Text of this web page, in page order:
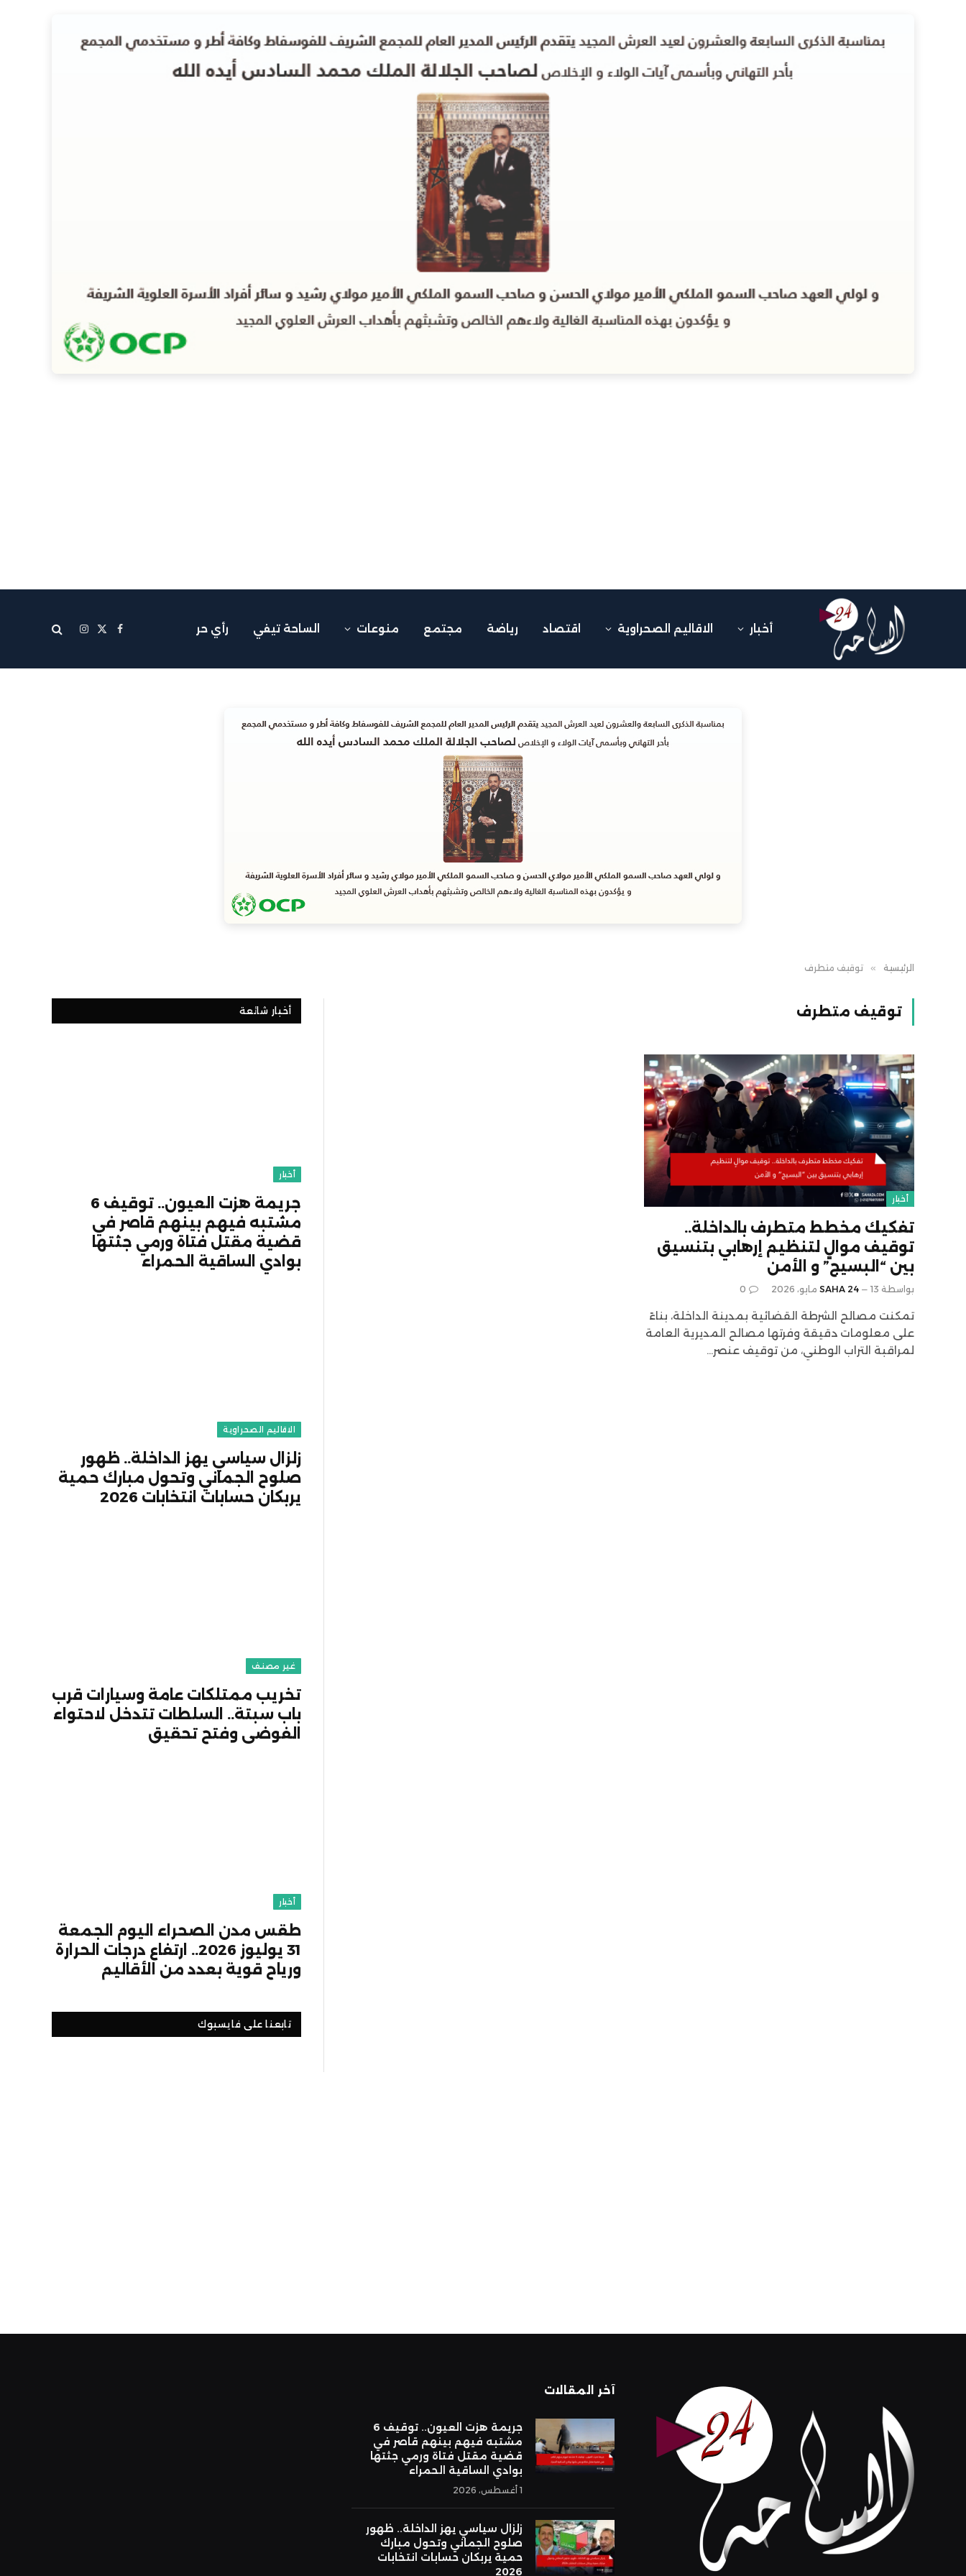
أخبار الاقاليم الصحراوية اقتصاد رياضة مجتمع منوعات الساحة تيفي رأي حر فيسبوك
X
الانستغرام
الرئيسية » توقيف متطرف
توقيف متطرف
أخبار
تفكيك مخطط متطرف بالداخلة..
توقيف موالٍ لتنظيم إرهابي بتنسيق
بين “البسيج” و الأمن
بواسطة SAHA 24 13 مايو، 2026 0
تمكنت مصالح الشرطة القضائية بمدينة الداخلة، بناءً
على معلومات دقيقة وفرتها مصالح المديرية العامة
لمراقبة التراب الوطني، من توقيف عنصر…
أخبار شائعة
أخبار
جريمة هزت العيون.. توقيف 6
مشتبه فيهم بينهم قاصر في
قضية مقتل فتاة ورمي جثتها
بوادي الساقية الحمراء
الاقاليم الصحراوية
زلزال سياسي يهز الداخلة.. ظهور
صلوح الجماني وتحول مبارك حمية
يربكان حسابات انتخابات 2026
غير مصنف
تخريب ممتلكات عامة وسيارات قرب
باب سبتة.. السلطات تتدخل لاحتواء
الفوضى وفتح تحقيق
أخبار
طقس مدن الصحراء اليوم الجمعة
31 يوليوز 2026.. ارتفاع درجات الحرارة
ورياح قوية بعدد من الأقاليم
تابعنا على فايسبوك
آخر المقالات
جريمة هزت العيون.. توقيف 6
مشتبه فيهم بينهم قاصر في
قضية مقتل فتاة ورمي جثتها
بوادي الساقية الحمراء
1 أغسطس، 2026
زلزال سياسي يهز الداخلة.. ظهور
صلوح الجماني وتحول مبارك
حمية يربكان حسابات انتخابات
2026